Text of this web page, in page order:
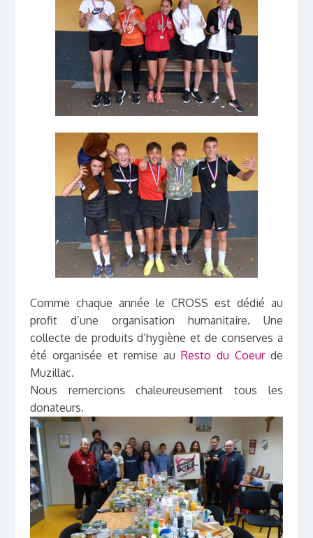
Comme chaque année le CROSS est dédié au
profit d’une organisation humanitaire. Une
collecte de produits d’hygiène et de conserves a
été organisée et remise auResto du Coeurde
Muzillac.
Nous remercions chaleureusement tous les
donateurs.